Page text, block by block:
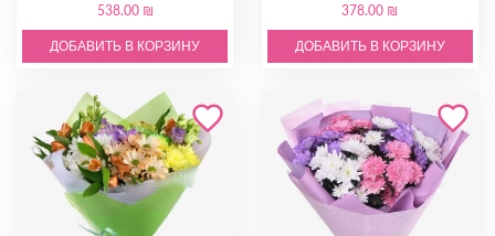
538.00 ₪
ДОБАВИТЬ В КОРЗИНУ
378.00 ₪
ДОБАВИТЬ В КОРЗИНУ